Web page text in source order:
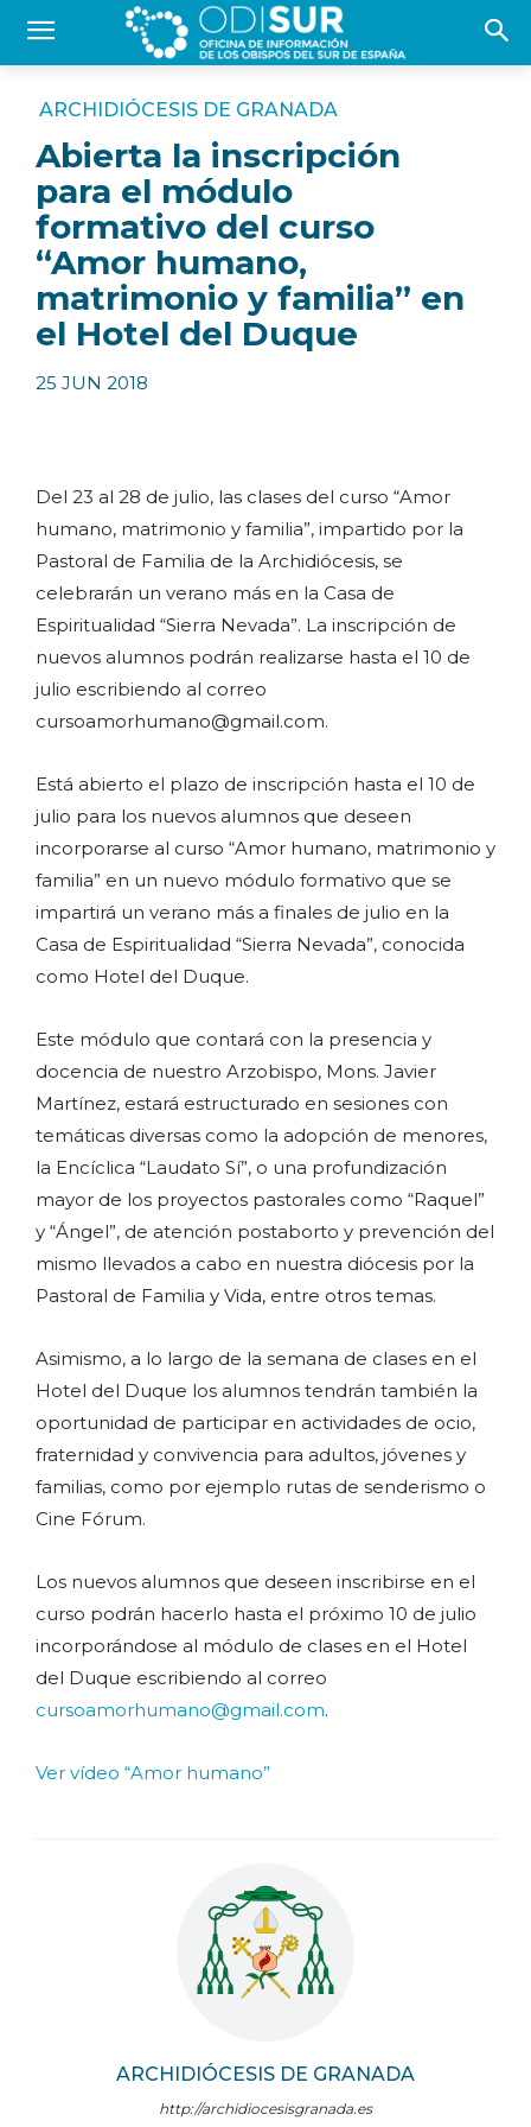
ARCHIDIÓCESIS DE GRANADA
Abierta la inscripción
para el módulo
formativo del curso
“Amor humano,
matrimonio y familia” en
el Hotel del Duque
25 JUN 2018
ARCHIDIÓCESIS DE GRANADA
http://archidiocesisgranada.es
Del 23 al 28 de julio, las clases del curso “Amor
humano, matrimonio y familia”, impartido por la
Pastoral de Familia de la Archidiócesis, se
celebrarán un verano más en la Casa de
Espiritualidad “Sierra Nevada”. La inscripción de
nuevos alumnos podrán realizarse hasta el 10 de
julio escribiendo al correo
cursoamorhumano@gmail.com.
Está abierto el plazo de inscripción hasta el 10 de
julio para los nuevos alumnos que deseen
incorporarse al curso “Amor humano, matrimonio y
familia” en un nuevo módulo formativo que se
impartirá un verano más a finales de julio en la
Casa de Espiritualidad “Sierra Nevada”, conocida
como Hotel del Duque.
Este módulo que contará con la presencia y
docencia de nuestro Arzobispo, Mons. Javier
Martínez, estará estructurado en sesiones con
temáticas diversas como la adopción de menores,
la Encíclica “Laudato Sí”, o una profundización
mayor de los proyectos pastorales como “Raquel”
y “Ángel”, de atención postaborto y prevención del
mismo llevados a cabo en nuestra diócesis por la
Pastoral de Familia y Vida, entre otros temas.
Asimismo, a lo largo de la semana de clases en el
Hotel del Duque los alumnos tendrán también la
oportunidad de participar en actividades de ocio,
fraternidad y convivencia para adultos, jóvenes y
familias, como por ejemplo rutas de senderismo o
Cine Fórum.
Los nuevos alumnos que deseen inscribirse en el
curso podrán hacerlo hasta el próximo 10 de julio
incorporándose al módulo de clases en el Hotel
del Duque escribiendo al correo
cursoamorhumano@gmail.com.
Ver vídeo “Amor humano”